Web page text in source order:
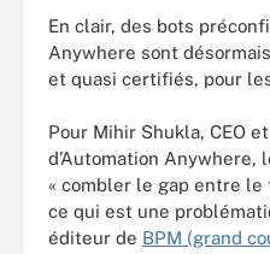
En clair, des bots
Anywhere sont
et quasi certifiés, pour
Pour Mihir Shukla, CEO
d’Automation Anywhere,
« combler le gap entre
ce qui est une
éditeur de BPM (grand